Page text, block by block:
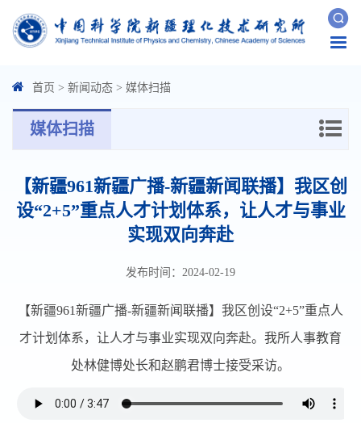
首页 > 新闻动态 > 媒体扫描
媒体扫描
【新疆961新疆广播-新疆新闻联播】我区创
设“2+5”重点人才计划体系，让人才与事业
实现双向奔赴
发布时间：2024-02-19
【新疆961新疆广播-新疆新闻联播】我区创设“2+5”重点人
才计划体系，让人才与事业实现双向奔赴。我所人事教育
处林健博处长和赵鹏君博士接受采访。